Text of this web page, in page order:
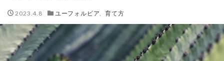
2023.4.8 ユーフォルビア ,育て方